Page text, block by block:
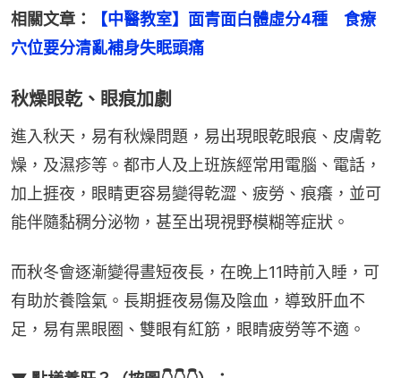
相關文章：
【中醫教室】面青面白體虛分4種　食療
穴位要分清亂補身失眠頭痛
秋燥眼乾、眼痕加劇
進入秋天，易有秋燥問題，易出現眼乾眼痕、皮膚乾
燥，及濕疹等。都市人及上班族經常用電腦、電話，
加上捱夜，眼睛更容易變得乾澀、疲勞、痕癢，並可
能伴隨黏稠分泌物，甚至出現視野模糊等症狀。
而秋冬會逐漸變得晝短夜長，在晚上11時前入睡，可
有助於養陰氣。長期捱夜易傷及陰血，導致肝血不
足，易有黑眼圈、雙眼有紅筋，眼睛疲勞等不適。